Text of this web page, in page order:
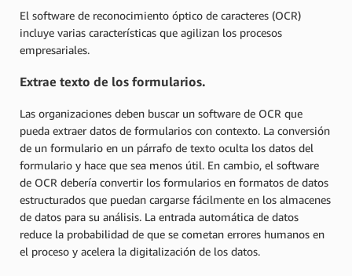
El software de reconocimiento óptico de caracteres (OCR)
incluye varias características que agilizan los procesos
empresariales.
Extrae texto de los formularios.
Las organizaciones deben buscar un software de OCR que
pueda extraer datos de formularios con contexto. La conversión
de un formulario en un párrafo de texto oculta los datos del
formulario y hace que sea menos útil. En cambio, el software
de OCR debería convertir los formularios en formatos de datos
estructurados que puedan cargarse fácilmente en los almacenes
de datos para su análisis. La entrada automática de datos
reduce la probabilidad de que se cometan errores humanos en
el proceso y acelera la digitalización de los datos.